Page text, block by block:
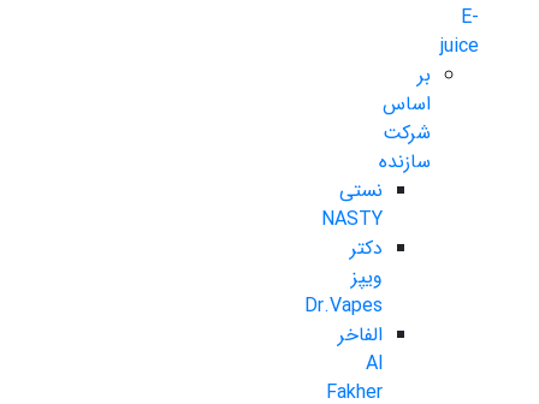
E-
juice
بر
اساس
شرکت
سازنده
نستی
NASTY
دکتر
ویپز
Dr.Vapes
الفاخر
Al
Fakher